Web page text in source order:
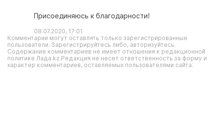
Присоединяюсь к благодарности!
08.07.2020, 17:01
Комментарии могут оставлять только зарегистрированные
пользователи. Зарегистрируйтесь либо, авторизуйтесь.
Содержание комментариев не имеет отношения к редакционной
политике Лада.kz.Редакция не несет ответственность за форму и
характер комментариев, оставляемых пользователями сайта.